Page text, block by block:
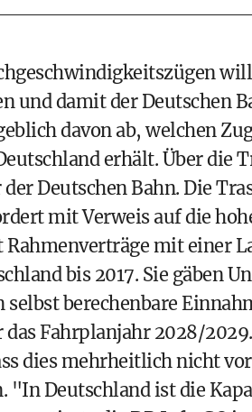
und damit der Deutschen
davon ab, welchen
erhält. Über die
Deutschen Bahn. Die
mit Verweis auf die
mit einer
bis 2017. Sie gäben
selbst berechenbare
Fahrplanjahr 2028/
dies mehrheitlich nicht
"In Deutschland ist die